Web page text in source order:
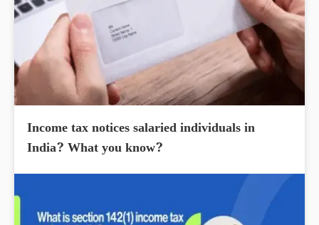
Income tax notices salaried individuals in
India? What you know?